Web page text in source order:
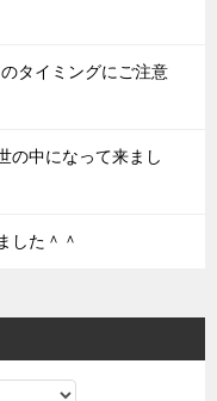
タイミングにご注意
の中になって来まし
した＾＾